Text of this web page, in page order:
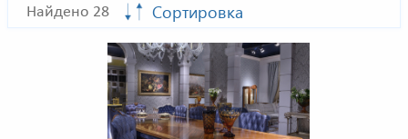
Найдено 28 Сортировка